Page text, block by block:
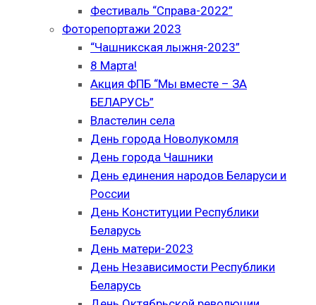
Фестиваль “Справа-2022”
Фоторепортажи 2023
“Чашникская лыжня-2023”
8 Марта!
Акция ФПБ “Мы вместе – ЗА
БЕЛАРУСЬ”
Властелин села
День города Новолукомля
День города Чашники
День единения народов Беларуси и
России
День Конституции Республики
Беларусь
День матери-2023
День Независимости Республики
Беларусь